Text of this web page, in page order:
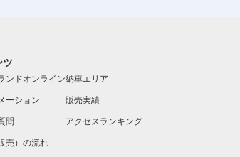
ツ
ンドオンライン
ーション
問
売）の流れ
納車エリア
販売実績
アクセスランキング